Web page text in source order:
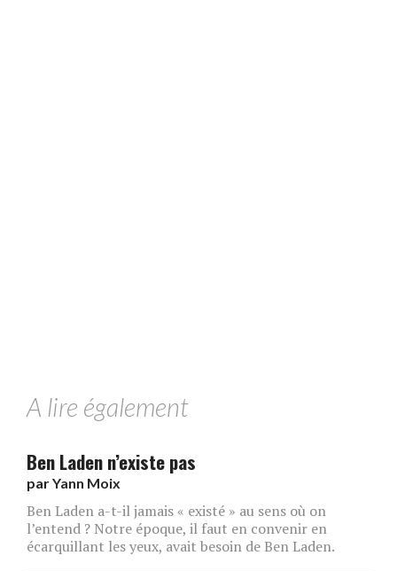
A lire également
Ben Laden n’existe pas
parYann Moix
Ben Laden a-t-il jamais « existé » au sens où on
l’entend ? Notre époque, il faut en convenir en
écarquillant les yeux, avait besoin de Ben Laden.